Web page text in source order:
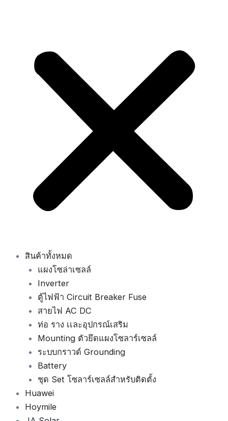
สินค้าทั้งหมด
แผงโซล่าเซลล์
Inverter
ตู้ไฟฟ้า Circuit Breaker Fuse
สายไฟ AC DC
ท่อ ราง เเละอุปกรณ์เสริม
Mounting ตัวยึดแผงโซลาร์เซลล์
ระบบกราวด์ Grounding
Battery
ชุด Set โซลาร์เซลล์สำหรับติดตั้ง
Huawei
Hoymile